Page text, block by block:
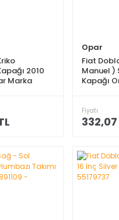
2010
Marka
Opar
Fiat
Manuel )
Kapağı
Fiyatı
332,07